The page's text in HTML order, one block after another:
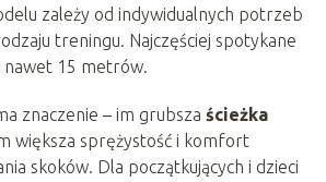
zależy od indywidualnych potrzeb
treningu. Najczęściej spotykane
nawet 15 metrów.
znaczenie – im grubsza ścieżka
większa sprężystość i komfort
skoków. Dla początkujących i dzieci